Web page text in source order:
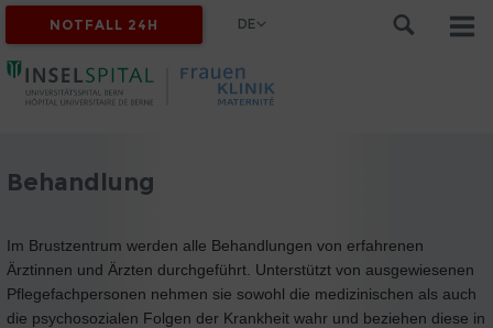
NOTFALL 24H DE
Behandlung
Im Brustzentrum werden alle Behandlungen von erfahrenen
Ärztinnen und Ärzten durchgeführt. Unterstützt von ausgewiesenen
Pflegefachpersonen nehmen sie sowohl die medizinischen als auch
die psychosozialen Folgen der Krankheit wahr und beziehen diese in